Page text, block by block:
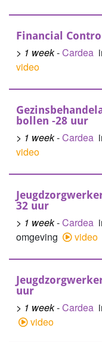
Financial
> 1 week-Cardea
video
bollen -28 uur
> 1 week-Cardea
video
32 uur
> 1 week-Cardea
omgeving
video
uur
> 1 week-Cardea
video